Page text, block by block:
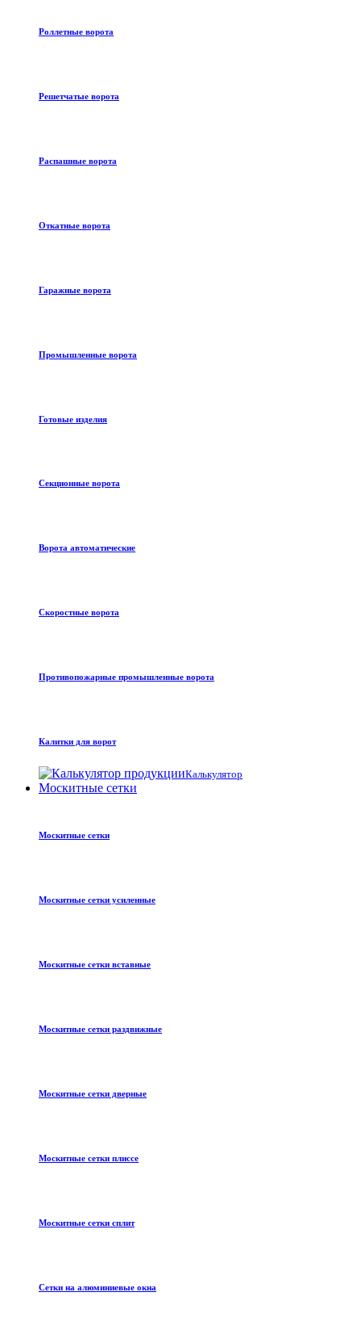
Роллетные ворота
Решетчатые ворота
Распашные ворота
Откатные ворота
Гаражные ворота
Промышленные ворота
Готовые изделия
Секционные ворота
Ворота автоматические
Скоростные ворота
Противопожарные промышленные ворота
Калитки для ворот
Калькулятор
Москитные сетки
Москитные сетки
Москитные сетки усиленные
Москитные сетки вставные
Москитные сетки раздвижные
Москитные сетки дверные
Москитные сетки плиссе
Москитные сетки сплит
Сетки на алюминиевые окна